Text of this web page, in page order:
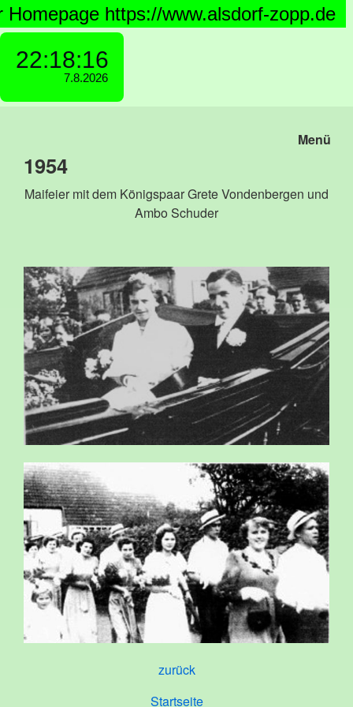
https://www.alsdorf-zopp.de
Menü
1954
Maifeier mit dem Königspaar Grete Vondenbergen und
Ambo Schuder
zurück
Startseite